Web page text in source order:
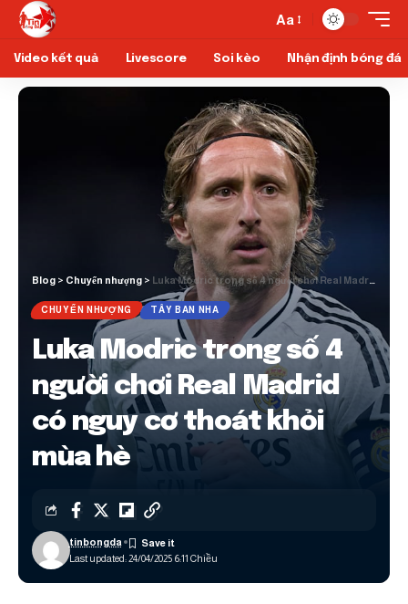
Aa
Video kết quả Livescore Soi kèo Nhận định bóng đá
Blog > Chuyển nhượng > Luka Modric trong số 4 người chơi Real Madrid có nguy cơ thoát khỏi mùa hè
CHUYỂN NHƯỢNG TÂY BAN NHA
Luka Modric trong số 4
người chơi Real Madrid
có nguy cơ thoát khỏi
mùa hè
Last updated: 24/04/2025 6:11 Chiều
tinbongda